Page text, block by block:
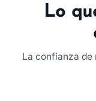
Lo
La confianza de